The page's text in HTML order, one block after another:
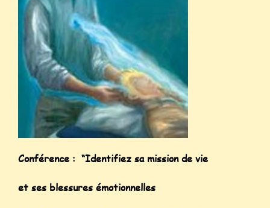
Conférence : “Identifiez sa mission de vie
et ses blessures émotionnelles